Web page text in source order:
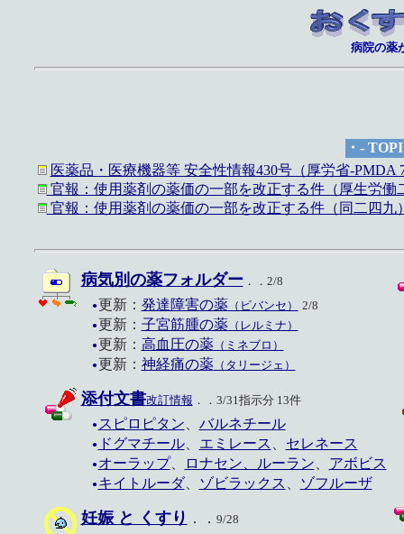
病院の薬
・-
医薬品・医療機器等 安全性情報430号（厚労省-PMDA
官報：使用薬剤の薬価の一部を改正する件（厚生労
官報：使用薬剤の薬価の一部を改正する件（同二四
病気別の薬フォルダー．．2/8
●更新： 発達障害の薬（ビバンセ） 2/8
●更新： 子宮筋腫の薬（レルミナ）
●更新： 高血圧の薬（ミネブロ）
●更新： 神経痛の薬（タリージェ）
添付文書改訂情報 ．．3/31指示分 13件
● スピロピタン バルネチール
● ドグマチール、 エミレース セレネース
● オーラップ、 ロナセン、ルーラン アボビス
● キイトルーダ、 ゾビラックス ゾフルーザ
妊娠 と くすり ．． 9/28